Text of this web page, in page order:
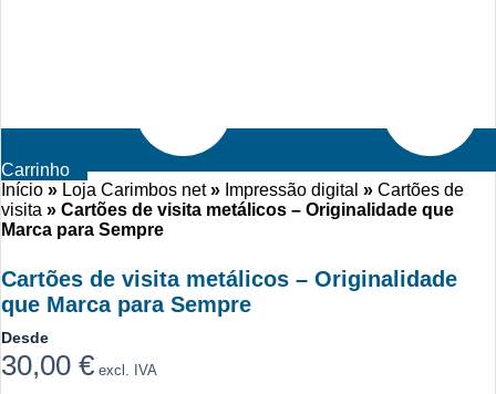
Carrinho
Início » Loja Carimbos net» Impressão digital » Cartões de
visita » Cartões de visita metálicos – Originalidade que
Marca para Sempre
Cartões de visita metálicos – Originalidade
que Marca para Sempre
Desde
30,00 € excl. IVA